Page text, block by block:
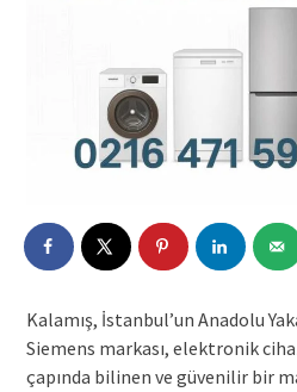
Kalamış, İstanbul’un Anadolu
Siemens markası, elektronik
çapında bilinen ve güvenilir bir